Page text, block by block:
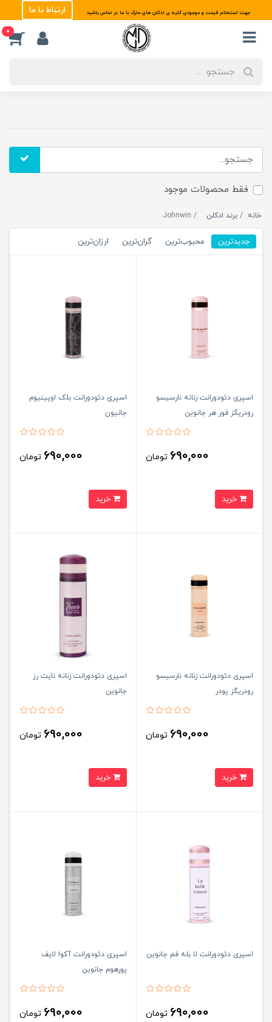
جهت استعلام قیمت و موجودی کلیه ی ادکلن های مارک با ما در تماس باشید ارتباط با ما
0
فقط محصولات موجود
خانه برند ادکلن Johnwin
جدیدترین محبوب‌ترین گران‌ترین ارزان‌ترین
اسپری دئودورانت زنانه نارسیسو
رودریگز فور هر جانوین
690,000 تومان
اسپری دئودورانت بلک اوپینیوم
جانیون
690,000 تومان
اسپری دئودورانت زنانه نارسیسو
رودریگز پودر
690,000 تومان
اسپری دئودورانت زنانه نایت رز
جانوین
690,000 تومان
اسپری دئودورانت لا بله فم جانوین
690,000 تومان
اسپری دئودورانت آکوا لایف
پورهوم جانوین
690,000 تومان